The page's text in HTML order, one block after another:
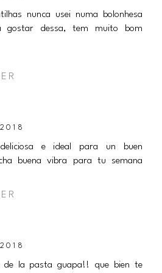
nunca usei numa bolonhesa
gostar dessa, tem muito bom
e ideal para un buen
buena vibra para tu semana
de la pasta guapa!! que bien te